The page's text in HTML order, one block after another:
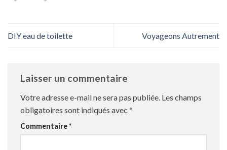
DIY eau de toilette Voyageons Autrement
Laisser un commentaire
Votre adresse e-mail ne sera pas publiée. Les champs
obligatoires sont indiqués avec *
Commentaire*